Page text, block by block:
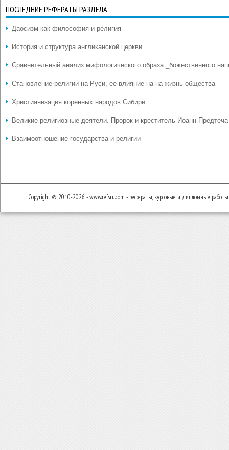
ПОСЛЕДНИЕ РЕФЕРАТЫ РАЗДЕЛА
Даосизм как философия и религия
История и структура англиканской церкви
Сравнительный анализ мифологического образа _божественного
Становление религии на Руси, ее влияние на на жизнь общества
Христианизация коренных народов Сибири
Великие религиозные деятели. Пророк и креститель Иоанн Предтеча
Взаимоотношение государства и религии
Copyright © 2010-2026 - www.refsru.com - рефераты, курсовые и дипломные работы